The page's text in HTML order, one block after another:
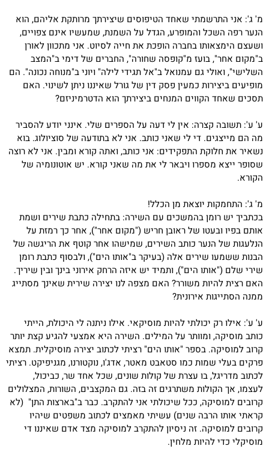
מ' ג': אני התרשמתי שאחד הטיפוסים שיצירתך מרותקת אליהם, הוא
הנער רפה השכל והמופרע, הגדל על השמנת, שמעשיו אינם צפויים,
ושעצם הימצאותו בחברה הופכת את חייה לסיוט. אני מתכוון לאורן
ב"מקום אחר", בועז מ"קופסה שחורה", החברים של דימי ב"המצב
השלישי", ואולי גם עמנואל ב"אל תגידי לילה" ויוני ב"מנוחה נכונה". הם
מופיעים ביצירות כמעין פסק דין של גורל שאיננו ניתן לשינוי. האם
תסכים שאחד הקווים המנחים ביצירתך הוא הדטרמיניזם?
ע' ע': תשובה קצרה: אין לי דעה על הספרים שלי. אינני יודע להסביר
מה הם מייצגים. די לי שאני כותב. אני לא בתודעה של סוציולוג. בוא
נשאיר את חלוקת התפקידים: אני כותב, ואתה קורא ומבין. אני לא רוצה
שסופר ייצא מספרו ויבאר לי את מה שאני קורא. יש אוטונומיה של
הקורא.
מ' ג': התחמקות יוצאת מן הכלל!
בכתביך יש רומן בהמשכים עם השירה: בתחילה כתבת שירים ושמת
אותם בפיו ובעטו של ראובן חריש ("מקום אחר"), אחר כך רמזת על
הנלעגות של הנער כותב השירים, שמישהו אחר קוטף את הריגשה של
הבנות ששמעו שירים אלה (בעיקר ב"אותו הים"), ולבסוף כתבת רומן
שירי שלם ("אותו הים"), ותמיד יש איזה הרחק אירוני בינך ובין שיריך.
האם רצית להיות משורר? האם מצפה לנו יצירה שירית שאינך מסתייג
ממנה הסתייגות אירונית?
ע' ע': אילו רק יכולתי להיות מוסיקאי. אילו ניתנה לי היכולת, הייתי
כותב מוסיקה, ומוותר על המילים. השירה היא אמצעי להגיע קצת יותר
קרוב למוסיקה. בספר "אותו הים" רציתי לכתוב יצירה מוסיקלית. תמצא
פרקים בעלי שמות כמו סטאבט מאטר, אדג'ו, נוקטורנו, מגניפיקט. רציתי
לכתוב מדריגל, בו עצרת של קולות שונים, שכל אחד שר, כביכול,
לעצמו, אך הקולות משתרגים זה בזה. גם המקצבים, השורות, המצלולים
קרובים למוסיקה, ככל שיכולתי אני להתקרב. כבר ב"בארצות התן" (לא
קראתי אותו הרבה שנים) עשיתי מאמצים לכתוב משפטים שיהיו
קרובים למוסיקה. זה ניסיון להתקרב למוסיקה מצד אדם שאיננו די
מוסיקלי כדי להיות מלחין.